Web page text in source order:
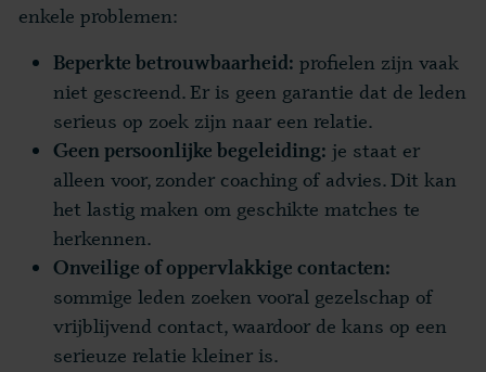
enkele problemen:
Beperkte betrouwbaarheid: profielen zijn vaak
niet gescreend. Er is geen garantie dat de leden
serieus op zoek zijn naar een relatie.
Geen persoonlijke begeleiding: je staat er
alleen voor, zonder coaching of advies. Dit kan
het lastig maken om geschikte matches te
herkennen.
Onveilige of oppervlakkige contacten:
sommige leden zoeken vooral gezelschap of
vrijblijvend contact, waardoor de kans op een
serieuze relatie kleiner is.